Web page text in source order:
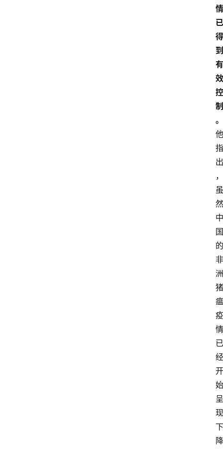
情
已
得
到
有
效
控
制
。
他
指
出
，
虽
然
中
国
的
非
洲
猪
瘟
疫
情
已
经
开
始
呈
现
下
降